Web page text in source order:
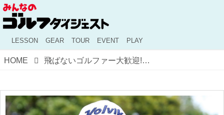
LESSON GEAR TOUR EVENT PLAY
HOME 飛ばないゴルファー大歓迎!? MAX飛距離365ヤードの飛ばし屋プロ・高島早百合がドラコン大会をプロデュース！